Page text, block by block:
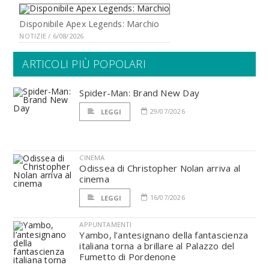
Disponibile Apex Legends: Marchio
NOTIZIE / 6/08/2026
ARTICOLI PIÙ POPOLARI
Spider-Man: Brand New Day
LEGGI 29/07/2026
CINEMA
Odissea di Christopher Nolan arriva al
cinema
LEGGI 16/07/2026
APPUNTAMENTI
Yambo, l’antesignano della fantascienza
italiana torna a brillare al Palazzo del
Fumetto di Pordenone